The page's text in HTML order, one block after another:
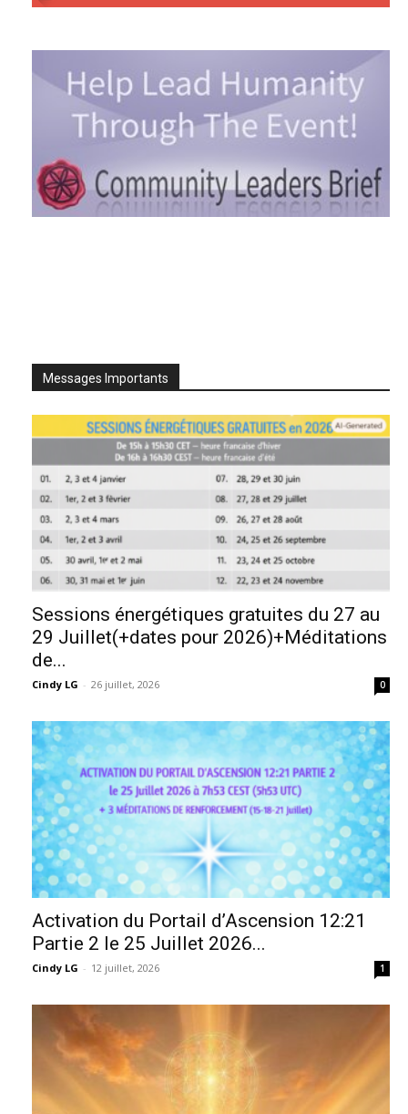
Messages Importants
Sessions énergétiques gratuites du 27 au
29 Juillet(+dates pour 2026)+Méditations
de...
Cindy LG - 26 juillet, 2026 0
Activation du Portail d’Ascension 12:21
Partie 2 le 25 Juillet 2026...
Cindy LG - 12 juillet, 2026 1